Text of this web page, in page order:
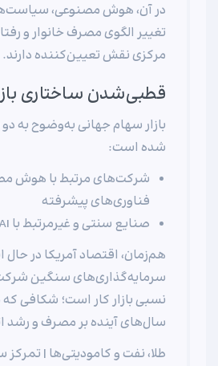
در آن، هوش مصنوعی،
تغییر الگوی مصرف خانوار و
مرکزی نقش تعیین‌کننده دارند.
قطبی‌شدن ساختاری
بازار سهام جهانی به‌وضوح به
شده است:
شرکت‌های مرتبط با هوش
فناوری‌های پیشرفته
صنایع سنتی و غیرمرتبط با AI
هم‌زمان، اقتصاد آمریکا در حال
سرمایه‌گذاری‌های سنگین
نسبی بازار کار است؛ شکافی که
سال‌های آینده بر مصرف و رشد
طلا، نفت و کامودیتی‌ها | تمرکز